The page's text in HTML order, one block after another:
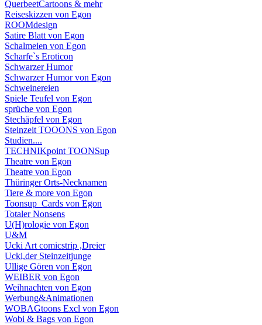
QuerbeetCartoons & mehr
Reiseskizzen von Egon
ROOMdesign
Satire Blatt von Egon
Schalmeien von Egon
Scharfe`s Eroticon
Schwarzer Humor
Schwarzer Humor von Egon
Schweinereien
Spiele Teufel von Egon
sprüche von Egon
Stechäpfel von Egon
Steinzeit TOOONS von Egon
Studien....
TECHNIKpoint TOONSup
Theatre von Egon
Theatre von Egon
Thüringer Orts-Necknamen
Tiere & more von Egon
Toonsup_Cards von Egon
Totaler Nonsens
U(H)rologie von Egon
U&M
Ucki Art comicstrip ,Dreier
Ucki,der Steinzeitjunge
Ullige Gören von Egon
WEIBER von Egon
Weihnachten von Egon
Werbung&Animationen
WOBAGtoons Excl von Egon
Wobi & Bags von Egon